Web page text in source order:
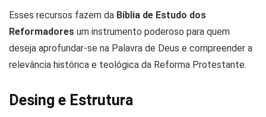
Esses recursos fazem da Bíblia de Estudo dos
Reformadores um instrumento poderoso para quem
deseja aprofundar-se na Palavra de Deus e compreender a
relevância histórica e teológica da Reforma Protestante.
Desing e Estrutura